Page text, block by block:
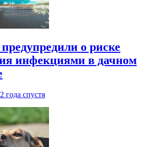
о риске
инфекциями в дачном
2 года спустя